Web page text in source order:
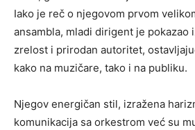
Iako je reč o njegovom prvom
ansambla, mladi dirigent je pokazao
zrelost i prirodan autoritet,
kako na muzičare, tako i na publiku.
Njegov energičan stil, izražena
komunikacija sa orkestrom već su